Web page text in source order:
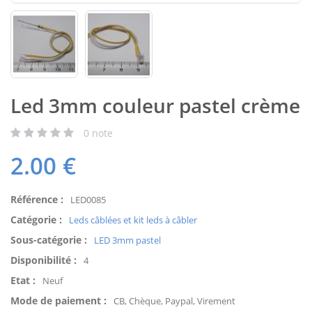
Led 3mm couleur pastel crème
0 note
2.00 €
Référence : LED0085
Catégorie : Leds câblées et kit leds à câbler
Sous-catégorie : LED 3mm pastel
Disponibilité : 4
Etat : Neuf
Mode de paiement : CB, Chèque, Paypal, Virement